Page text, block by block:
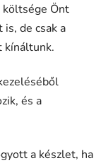
költsége Önt
de csak a
kínáltunk.
és a
a készlet, ha